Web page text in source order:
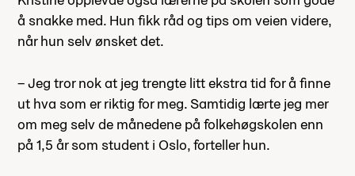
å snakke med. Hun fikk råd og tips om veien videre,
når hun selv ønsket det.
– Jeg tror nok at jeg trengte litt ekstra tid for å finne
ut hva som er riktig for meg. Samtidig lærte jeg mer
om meg selv de månedene på folkehøgskolen enn
på 1,5 år som student i Oslo, forteller hun.